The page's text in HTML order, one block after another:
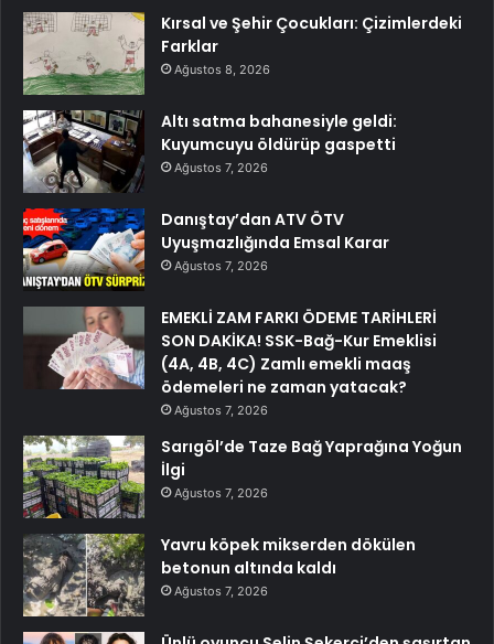
Kırsal ve Şehir Çocukları: Çizimlerdeki
Farklar
Ağustos 8, 2026
Altı satma bahanesiyle geldi:
Kuyumcuyu öldürüp gaspetti
Ağustos 7, 2026
Danıştay’dan ATV ÖTV
Uyuşmazlığında Emsal Karar
Ağustos 7, 2026
EMEKLİ ZAM FARKI ÖDEME TARİHLERİ
SON DAKİKA! SSK-Bağ-Kur Emeklisi
(4A, 4B, 4C) Zamlı emekli maaş
ödemeleri ne zaman yatacak?
Ağustos 7, 2026
Sarıgöl’de Taze Bağ Yaprağına Yoğun
İlgi
Ağustos 7, 2026
Yavru köpek mikserden dökülen
betonun altında kaldı
Ağustos 7, 2026